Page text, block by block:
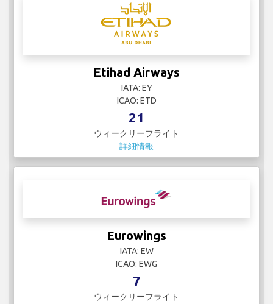
Etihad Airways
IATA: EY
ICAO: ETD
21
ウィークリーフライト
詳細情報
Eurowings
IATA: EW
ICAO: EWG
7
ウィークリーフライト